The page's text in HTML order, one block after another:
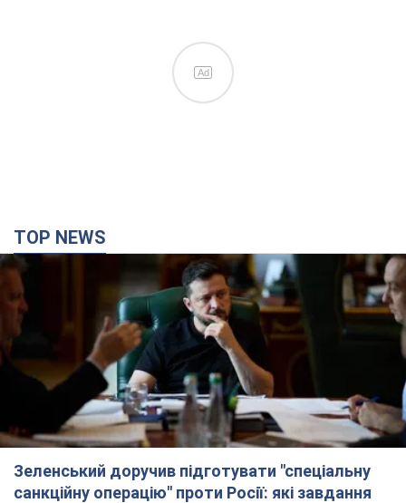
Ad
TOP NEWS
Зеленський доручив підготувати "спеціальну
санкційну операцію" проти Росії: які завдання